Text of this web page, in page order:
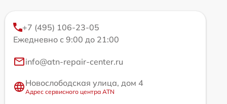
+7 (495) 106-23-05
Ежедневно с 9:00 до 21:00
info@atn-repair-center.ru
Новослободская улица, дом 4
Адрес сервисного центра ATN